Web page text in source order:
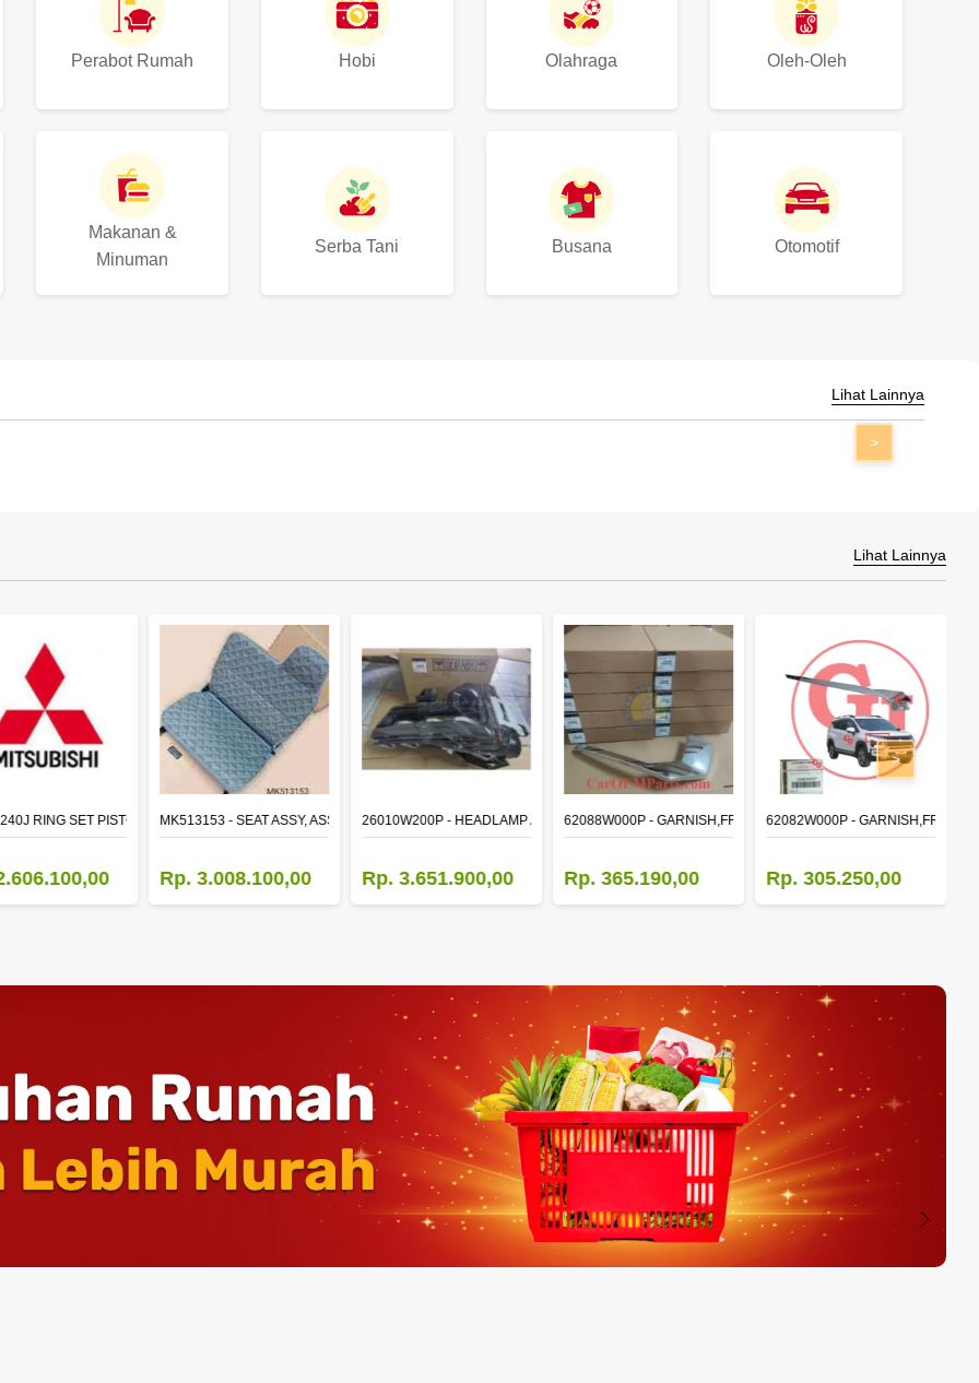
Perabot Rumah Hobi Olahraga Oleh-Oleh
Makanan &
Minuman
Serba Tani Busana Otomotif
Lihat Lainnya
>
Lihat Lainnya
LHRING SET PISTON STDMK513153 - SEAT ASSY, ASSISTANT
Rp. 3.008.100,00
26010W200P - HEADLAMP ASSY,RH
Rp. 3.651.900,00
62088W000P - GARNISH,FR BUMPER SIDE
Rp. 365.190,00
62082W000P - GARNISH,FR
Rp. 305.250,00
>